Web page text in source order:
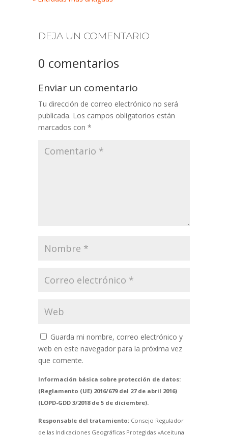
DEJA UN COMENTARIO
0 comentarios
Enviar un comentario
Tu dirección de correo electrónico no será
publicada. Los campos obligatorios están
marcados con *
Guarda mi nombre, correo electrónico y
web en este navegador para la próxima vez
que comente.
Información básica sobre protección de datos:
(Reglamento (UE) 2016/679 del 27 de abril 2016)
(LOPD-GDD 3/2018 de 5 de diciembre).
Responsable del tratamiento:Consejo Regulador
de las Indicaciones Geográficas Protegidas «Aceituna